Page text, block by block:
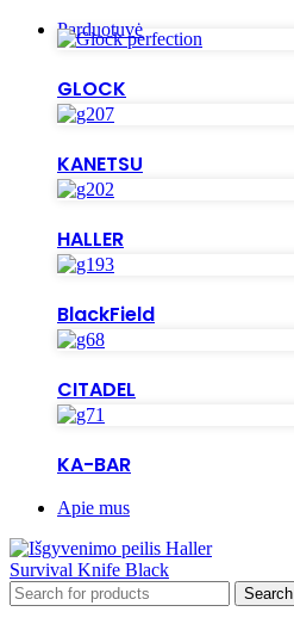
Parduotuvė
GLOCK
KANETSU
HALLER
BlackField
CITADEL
KA-BAR
Apie mus
Search